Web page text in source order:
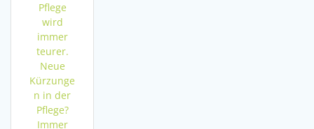
Pflege
wird
immer
teurer.
Neue
Kürzunge
n in der
Pflege?
Immer